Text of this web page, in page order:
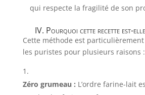
qui respecte la fragilité de son
IV. Pourquoi cette recette est-
Cette méthode est
les puristes pour plusieurs raisons :
Zéro grumeau : L’ordre farine-lait